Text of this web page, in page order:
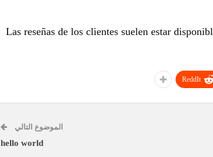
Las reseñas de los clientes suelen estar
ReddIt
الموضوع التالي
hello world